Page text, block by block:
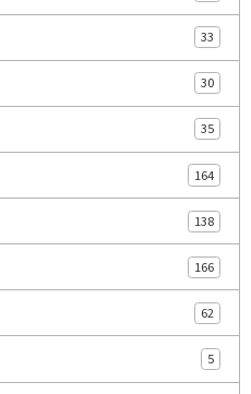
33
30
35
164
138
166
62
5